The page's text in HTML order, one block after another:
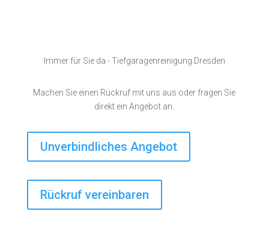
Immer für Sie da - Tiefgaragenreinigung Dresden
Machen Sie einen Rückruf mit uns aus oder fragen Sie
direkt ein Angebot an.
Unverbindliches Angebot
Rückruf vereinbaren